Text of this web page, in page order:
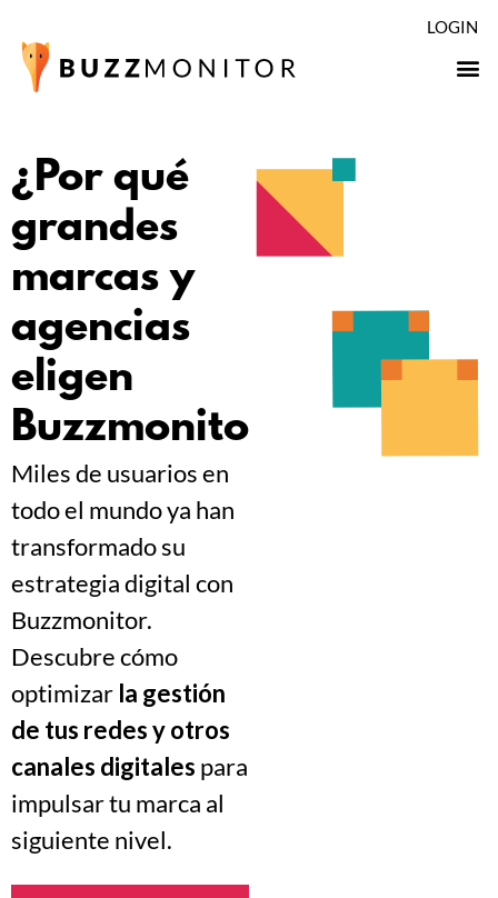
LOGIN
¿Por qué
grandes
marcas y
agencias
eligen
Buzzmonitor?
Miles de usuarios en
todo el mundo ya han
transformado su
estrategia digital con
Buzzmonitor.
Descubre cómo
optimizar la gestión
de tus redes y otros
canales digitales para
impulsar tu marca al
siguiente nivel.